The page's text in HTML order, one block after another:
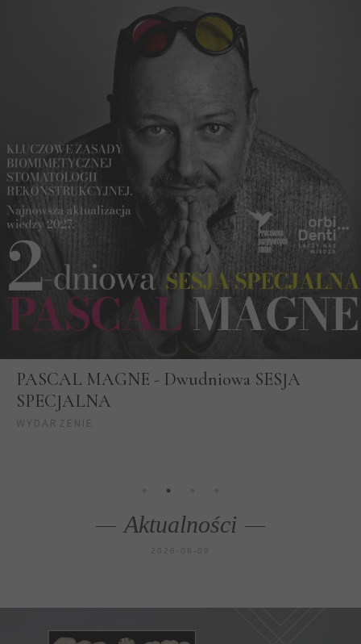
PASCAL MAGNE - Dwudniowa SESJA
SPECJALNA
WYDARZENIE
Aktualności
2026-08-09